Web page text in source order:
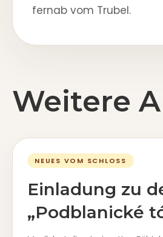
fernab vom Trubel.
Weitere
NEUES VOM SCHLOSS
Einladung zu
„Podblanické